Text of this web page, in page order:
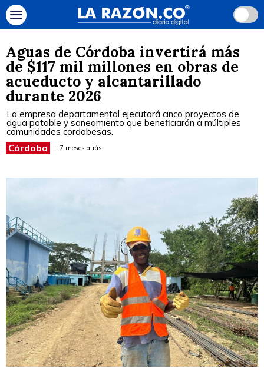
Aguas de Córdoba invertirá más
de $117 mil millones en obras de
acueducto y alcantarillado
durante 2026
La empresa departamental ejecutará cinco proyectos de
agua potable y saneamiento que beneficiarán a múltiples
comunidades cordobesas.
Córdoba 7 meses atrás